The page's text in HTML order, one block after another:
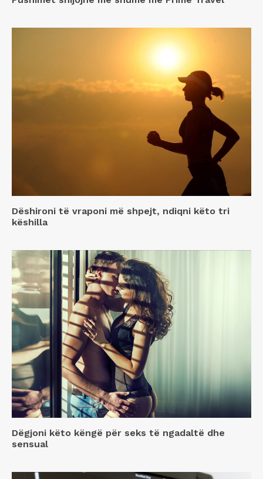
Dëshironi të vraponi më shpejt, ndiqni këto tri
këshilla
Dëgjoni këto këngë për seks të ngadaltë dhe
sensual